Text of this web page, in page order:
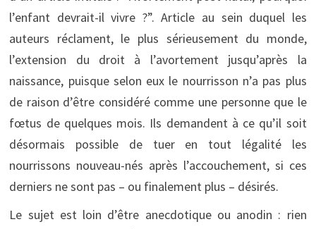
l’enfant devrait-il vivre ?”. Article au sein duquel les
auteurs réclament, le plus sérieusement du monde,
l’extension du droit à l’avortement jusqu’après la
naissance, puisque selon eux le nourrisson n’a pas plus
de raison d’être considéré comme une personne que le
fœtus de quelques mois. Ils demandent à ce qu’il soit
désormais possible de tuer en tout légalité les
nourrissons nouveau-nés après l’accouchement, si ces
derniers ne sont pas – ou finalement plus – désirés.
Le sujet est loin d’être anecdotique ou anodin : rien